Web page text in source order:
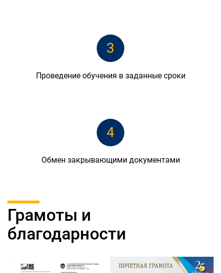
3
Проведение обучения в заданные сроки
4
Обмен закрывающими документами
Грамоты и
благодарности